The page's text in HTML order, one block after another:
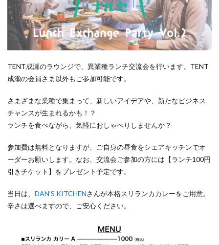
TENT成瀬のラウンジで、異業種ランチ交流会を行います。TENT
成瀬の会員さま以外もご参加可能です。
さまざまな業種で集まって、新しいアイデアや、新たなビジネス
チャンスが生まれるかも！？
ランチを食べながら、気軽におしゃべりしませんか？
参加費は無料となりますが、ご自身の昼食をシェアキッチンでオ
ーダーお願いします。なお、交流会ご参加の方には【ランチ100円
引きチケット】をプレゼント予定です。
当日は、 DAN’S KITCHENさんが本格スリランカカレーをご用意。
辛さは選べますので、ご安心ください。